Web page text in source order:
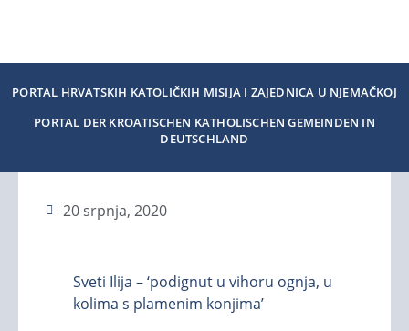
PORTAL HRVATSKIH KATOLIČKIH MISIJA I ZAJEDNICA U NJEMAČKOJ
PORTAL DER KROATISCHEN KATHOLISCHEN GEMEINDEN IN
DEUTSCHLAND
20 srpnja, 2020
Sveti Ilija – ‘podignut u vihoru ognja, u
kolima s plamenim konjima’